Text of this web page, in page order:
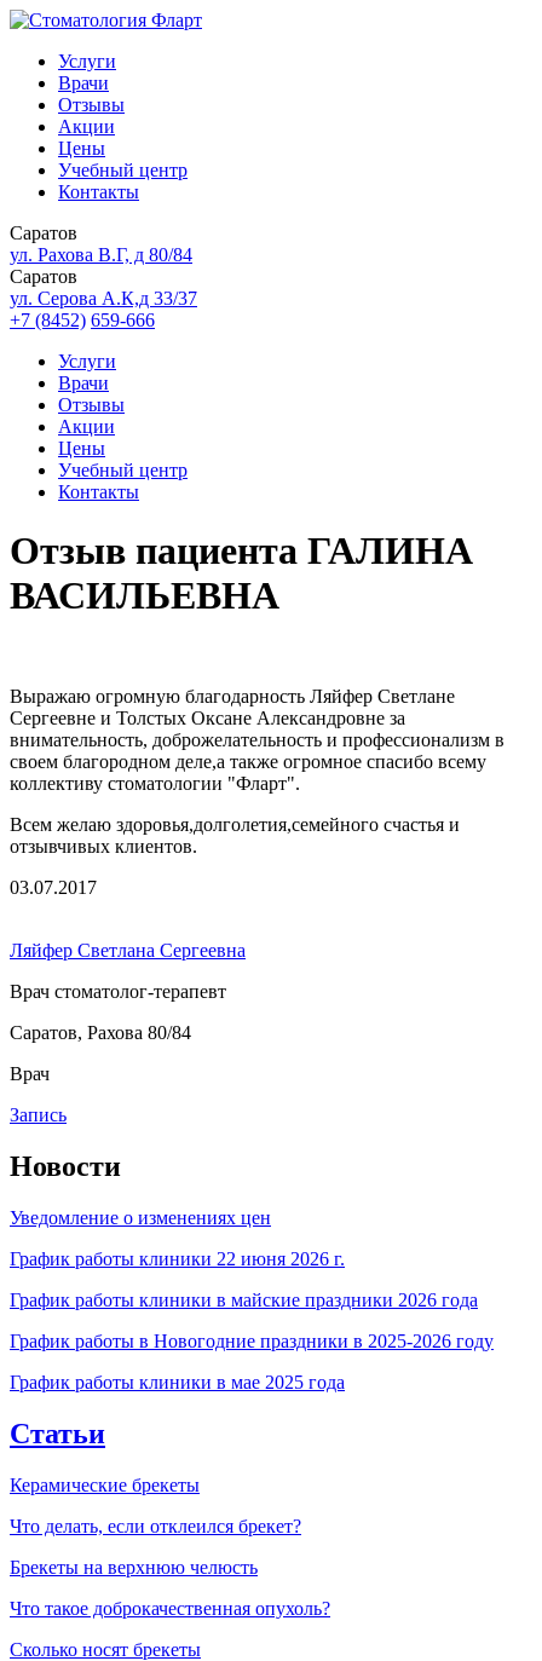
Услуги
Врачи
Отзывы
Акции
Цены
Учебный центр
Контакты
Саратов
ул. Рахова В.Г, д 80/84
Саратов
ул. Серова А.К,д 33/37
+7 (8452) 659-666
Услуги
Врачи
Отзывы
Акции
Цены
Учебный центр
Контакты
Отзыв пациента ГАЛИНА
ВАСИЛЬЕВНА
Выражаю огромную благодарность Ляйфер Светлане
Сергеевне и Толстых Оксане Александровне за
внимательность, доброжелательность и профессионализм в
своем благородном деле,а также огромное спасибо всему
коллективу стоматологии "Фларт".
Всем желаю здоровья,долголетия,семейного счастья и
отзывчивых клиентов.
03.07.2017
Ляйфер Светлана Сергеевна
Врач стоматолог-терапевт
Саратов, Рахова 80/84
Врач
Запись
Новости
Уведомление о изменениях цен
График работы клиники 22 июня 2026 г.
График работы клиники в майские праздники 2026 года
График работы в Новогодние праздники в 2025-2026 году
График работы клиники в мае 2025 года
Статьи
Керамические брекеты
Что делать, если отклеился брекет?
Брекеты на верхнюю челюсть
Что такое доброкачественная опухоль?
Сколько носят брекеты